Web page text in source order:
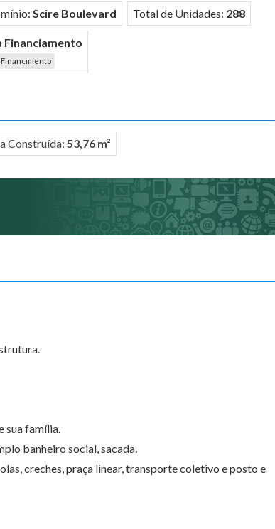
Scire Boulevard Total de Unidades: 288
Financiamento
Construída: 53,76 m²
sua família.
banheiro social, sacada.
creches, praça linear, transporte coletivo e posto e